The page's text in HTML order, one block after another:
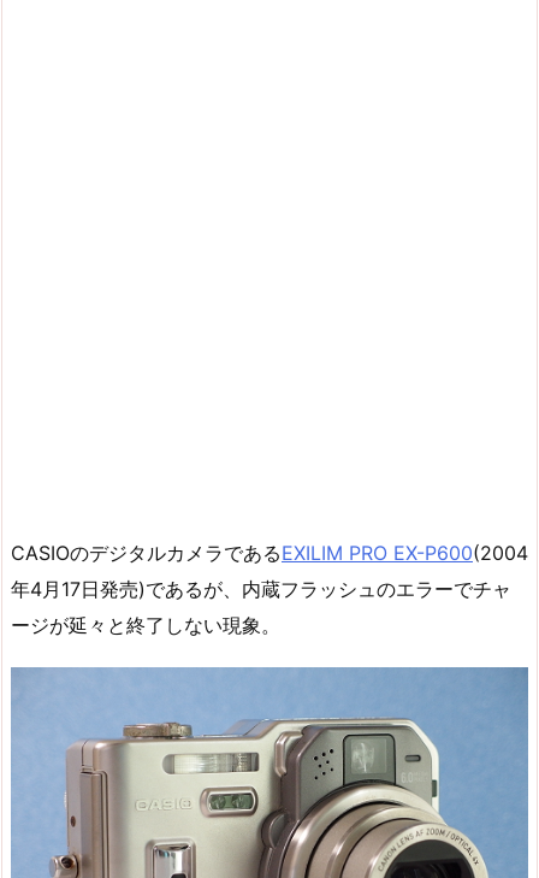
CASIOのデジタルカメラであるEXILIM PRO EX-P600(2004
年4月17日発売)であるが、内蔵フラッシュのエラーでチャ
ージが延々と終了しない現象。